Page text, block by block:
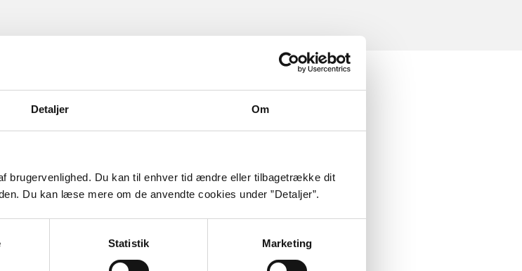
Detaljer Om
brugervenlighed. Du kan til enhver tid ændre eller tilbagetrække dit
Du kan læse mere om de anvendte cookies under ”Detaljer”.
Statistik Marketing